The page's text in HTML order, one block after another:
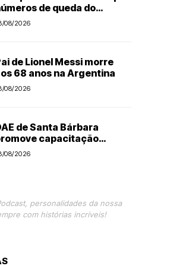
de queda do
na Amazônia
08/2026
de Lionel Messi morre
68 anos na Argentina
08/2026
de Santa Bárbara
capacitação
e projeta economia
08/2026
personalidades da nossa
com histórias incríveis!